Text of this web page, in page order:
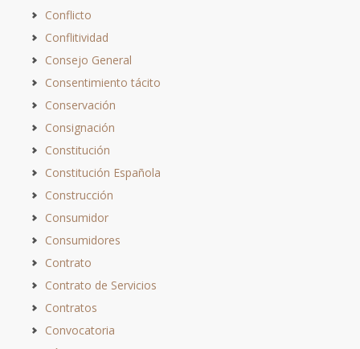
Conflicto
Conflitividad
Consejo General
Consentimiento tácito
Conservación
Consignación
Constitución
Constitución Española
Construcción
Consumidor
Consumidores
Contrato
Contrato de Servicios
Contratos
Convocatoria